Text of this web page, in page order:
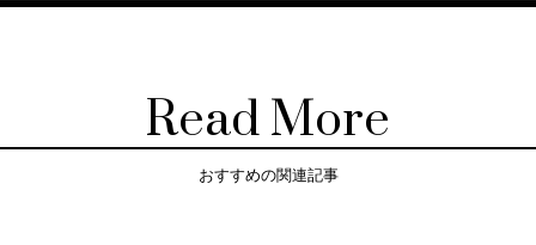
Read More
おすすめの関連記事